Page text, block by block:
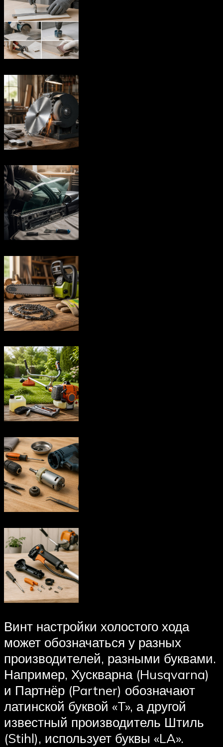
Винт настройки холостого хода
может обозначаться у разных
производителей, разными буквами.
Например, Хускварна (Husqvarna)
и Партнёр (Partner) обозначают
латинской буквой «T», а другой
известный производитель Штиль
(Stihl), использует буквы «LA».